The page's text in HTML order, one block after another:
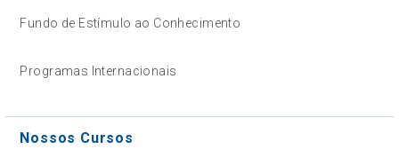
Fundo de Estímulo ao Conhecimento
Programas Internacionais
Nossos Cursos